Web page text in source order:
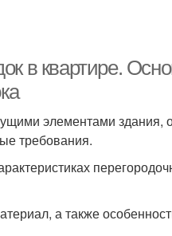
в квартире.
элементами
требования.
а также